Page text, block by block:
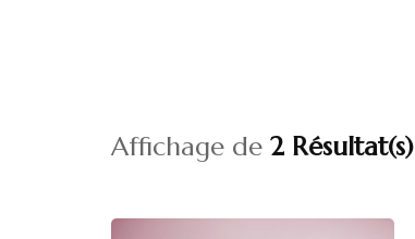
Affichage de 2 Résultat(s)